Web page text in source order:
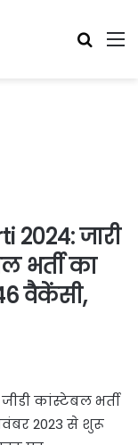
2024: जारी
भर्ती का
वैकेंसी,
कांस्टेबल भर्ती
2023 से शुरू